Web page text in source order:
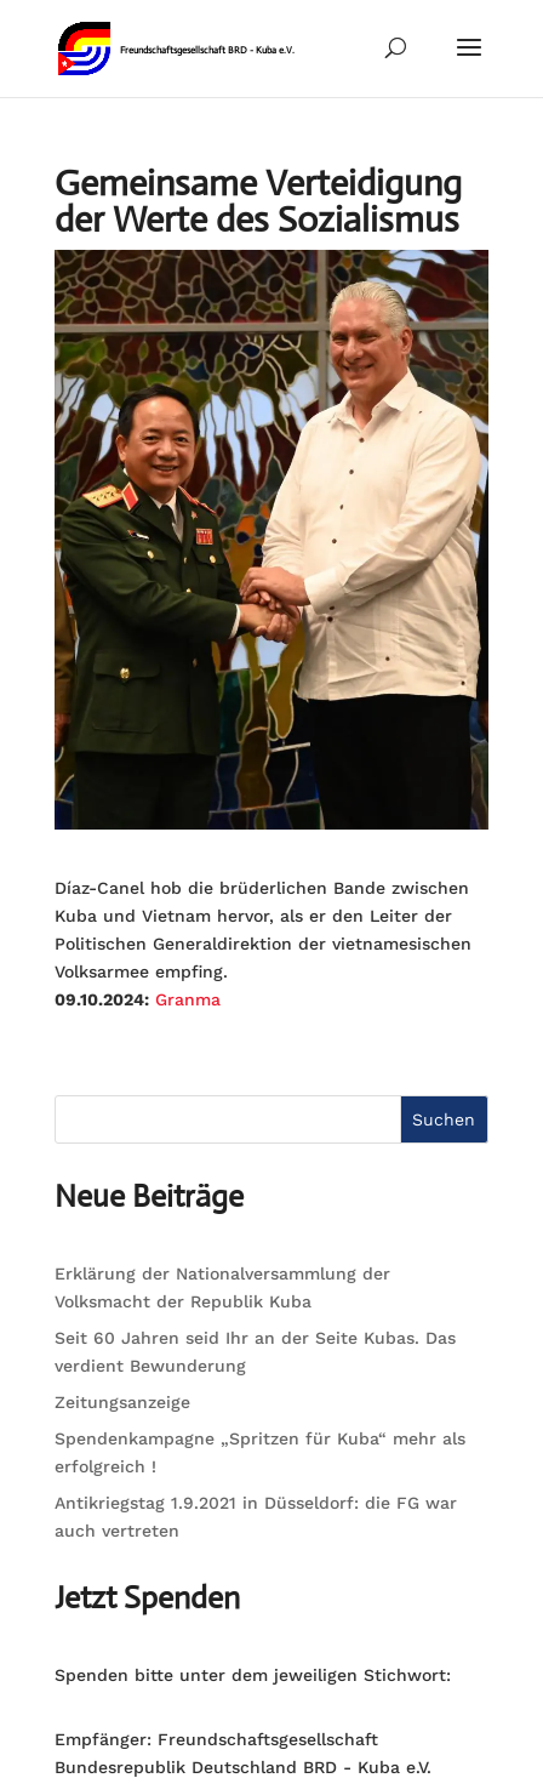
Gemeinsame Verteidigung
der Werte des Sozialismus
Díaz-Canel hob die brüderlichen Bande zwischen
Kuba und Vietnam hervor, als er den Leiter der
Politischen Generaldirektion der vietnamesischen
Volksarmee empfing.
09.10.2024: Granma
Suchen
Neue Beiträge
Erklärung der Nationalversammlung der
Volksmacht der Republik Kuba
Seit 60 Jahren seid Ihr an der Seite Kubas. Das
verdient Bewunderung
Zeitungsanzeige
Spendenkampagne „Spritzen für Kuba“ mehr als
erfolgreich !
Antikriegstag 1.9.2021 in Düsseldorf: die FG war
auch vertreten
Jetzt Spenden
Spenden bitte unter dem jeweiligen Stichwort:
Empfänger: Freundschaftsgesellschaft
Bundesrepublik Deutschland BRD - Kuba e.V.